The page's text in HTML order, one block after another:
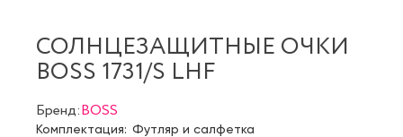
СОЛНЦЕЗАЩИТНЫЕ ОЧКИ
BOSS 1731/S LHF
Бренд:BOSS
Комплектация: Футляр и салфетка